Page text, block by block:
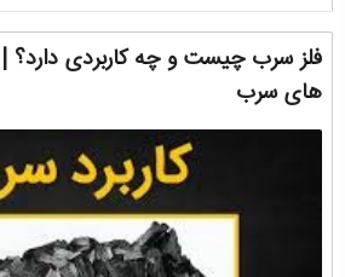
فلز سرب چیست و چه کاربردی دارد؟
های سرب